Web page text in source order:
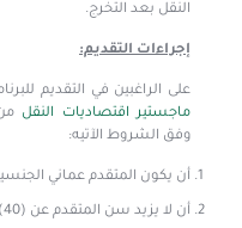
النقل بعد التخرج.
إجراءات التقديم:
على الراغبين في التقديم
ماجستير اقتصاديات النقل
وفق الشروط الآتيه:
أن يكون المتقدم عماني
أن لا يزيد سن المتقدم عن (40) أربعين عامًا.